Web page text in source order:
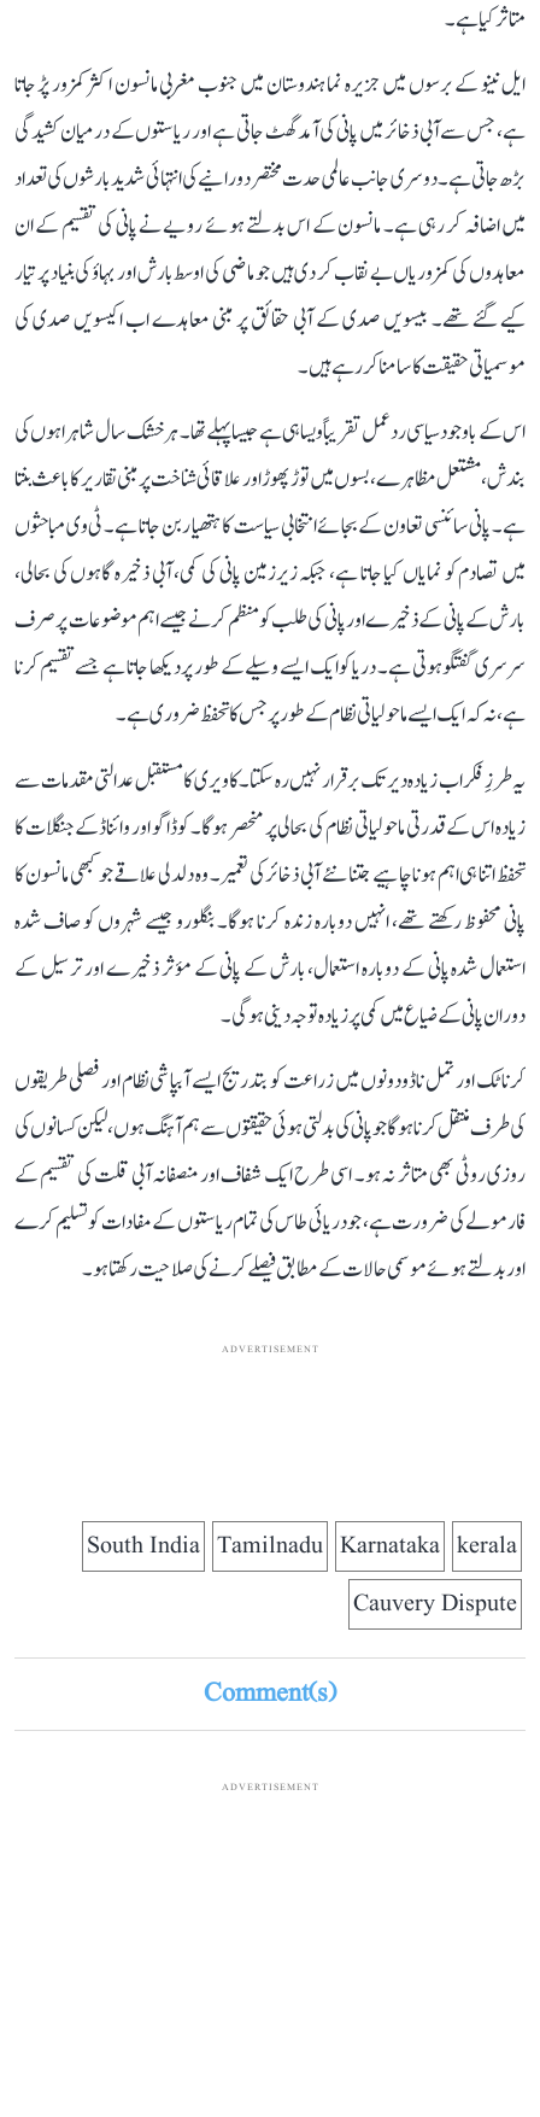
متاثر کیا ہے۔
ایل نینو کے برسوں میں جزیرہ نما ہندوستان میں جنوب مغربی مانسون اکثر کمزور پڑ جاتا
ہے، جس سے آبی ذخائر میں پانی کی آمد گھٹ جاتی ہے اور ریاستوں کے درمیان کشیدگی
بڑھ جاتی ہے۔ دوسری جانب عالمی حدت مختصر دورانیے کی انتہائی شدید بارشوں کی تعداد
میں اضافہ کر رہی ہے۔ مانسون کے اس بدلتے ہوئے رویے نے پانی کی تقسیم کے ان
معاہدوں کی کمزوریاں بے نقاب کر دی ہیں جو ماضی کی اوسط بارش اور بہاؤ کی بنیاد پر تیار
کیے گئے تھے۔ بیسویں صدی کے آبی حقائق پر مبنی معاہدے اب اکیسویں صدی کی
موسمیاتی حقیقت کا سامنا کر رہے ہیں۔
اس کے باوجود سیاسی ردعمل تقریباً ویسا ہی ہے جیسا پہلے تھا۔ ہر خشک سال شاہراہوں کی
بندش، مشتعل مظاہرے، بسوں میں توڑ پھوڑ اور علاقائی شناخت پر مبنی تقاریر کا باعث بنتا
ہے۔ پانی سائنسی تعاون کے بجائے انتخابی سیاست کا ہتھیار بن جاتا ہے۔ ٹی وی مباحثوں
میں تصادم کو نمایاں کیا جاتا ہے، جبکہ زیرزمین پانی کی کمی، آبی ذخیرہ گاہوں کی بحالی،
بارش کے پانی کے ذخیرے اور پانی کی طلب کو منظم کرنے جیسے اہم موضوعات پر صرف
سرسری گفتگو ہوتی ہے۔ دریا کو ایک ایسے وسیلے کے طور پر دیکھا جاتا ہے جسے تقسیم کرنا
ہے، نہ کہ ایک ایسے ماحولیاتی نظام کے طور پر جس کا تحفظ ضروری ہے۔
یہ طرزِ فکر اب زیادہ دیر تک برقرار نہیں رہ سکتا۔ کاویری کا مستقبل عدالتی مقدمات سے
زیادہ اس کے قدرتی ماحولیاتی نظام کی بحالی پر منحصر ہوگا۔ کوڈاگو اور وائناڈ کے جنگلات کا
تحفظ اتنا ہی اہم ہونا چاہیے جتنا نئے آبی ذخائر کی تعمیر۔ وہ دلدلی علاقے جو کبھی مانسون کا
پانی محفوظ رکھتے تھے، انہیں دوبارہ زندہ کرنا ہوگا۔ بنگلورو جیسے شہروں کو صاف شدہ
استعمال شدہ پانی کے دوبارہ استعمال، بارش کے پانی کے مؤثر ذخیرے اور ترسیل کے
دوران پانی کے ضیاع میں کمی پر زیادہ توجہ دینی ہوگی۔
کرناٹک اور تمل ناڈو دونوں میں زراعت کو بتدریج ایسے آبپاشی نظام اور فصلی طریقوں
کی طرف منتقل کرنا ہوگا جو پانی کی بدلتی ہوئی حقیقتوں سے ہم آہنگ ہوں، لیکن کسانوں کی
روزی روٹی بھی متاثر نہ ہو۔ اسی طرح ایک شفاف اور منصفانہ آبی قلت کی تقسیم کے
فارمولے کی ضرورت ہے، جو دریائی طاس کی تمام ریاستوں کے مفادات کو تسلیم کرے
اور بدلتے ہوئے موسمی حالات کے مطابق فیصلے کرنے کی صلاحیت رکھتا ہو۔
ADVERTISEMENT
kerala
Karnataka
Tamilnadu
South India
Cauvery Dispute
Comment(s)
ADVERTISEMENT